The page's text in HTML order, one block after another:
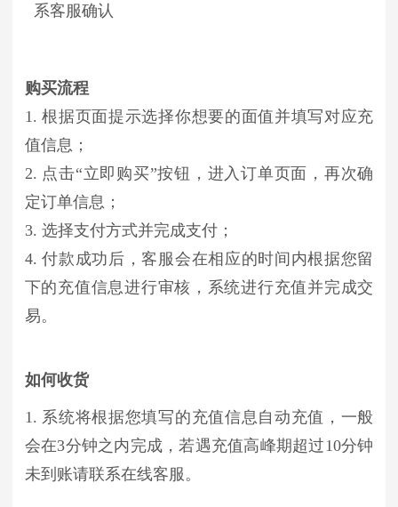
系客服确认
购买流程
1. 根据页面提示选择你想要的面值并填写对应充
值信息；
2. 点击“立即购买”按钮，进入订单页面，再次确
定订单信息；
3. 选择支付方式并完成支付；
4. 付款成功后，客服会在相应的时间内根据您留
下的充值信息进行审核，系统进行充值并完成交
易。
如何收货
1. 系统将根据您填写的充值信息自动充值，一般
会在3分钟之内完成，若遇充值高峰期超过10分钟
未到账请联系在线客服。